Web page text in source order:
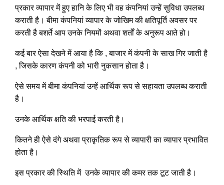
प्रकार व्यापार में हुए हानि के लिए भी वह कंपनियां उन्हें सुविधा उपलब्ध
कराती है। बीमा कंपनियां व्यापार के जोखिम की क्षतिपूर्ति अवसर पर
करती है बशर्ते आप उनके नियमों अथवा शर्तों के अनुरूप आते हो।
कई बार ऐसा देखने में आया है कि , बाजार में कंपनी के साख गिर जाती है
, जिसके कारण कंपनी को भारी नुकसान होता है।
ऐसे समय में बीमा कंपनियां उन्हें आर्थिक रूप से सहायता उपलब्ध कराती
है।
उनके आर्थिक क्षति की भरपाई करती है।
कितने ही ऐसे दंगे अथवा प्राकृतिक रूप से व्यापारी का व्यापार प्रभावित
होता है।
इस प्रकार की स्थिति में उनके व्यापार की कमर तक टूट जाती है।